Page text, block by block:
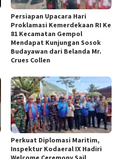
Persiapan Upacara Hari
Proklamasi Kemerdekaan RI Ke
81 Kecamatan Gempol
Mendapat Kunjungan Sosok
Budayawan dari Belanda Mr.
Crues Collen
Perkuat Diplomasi Maritim,
Inspektur Kodaeral IX Hadiri